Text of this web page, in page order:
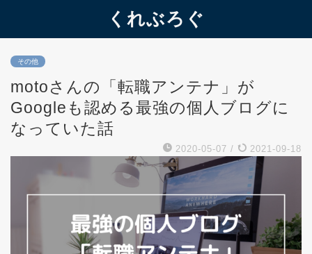
くれぶろぐ
その他
motoさんの「転職アンテナ」が
Googleも認める最強の個人ブログに
なっていた話
2020-05-07 / 2021-09-18